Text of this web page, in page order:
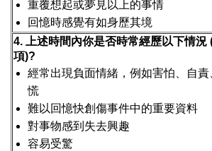
重覆想起或夢見以上的事情
回憶時感覺有如身歷其境
4. 上述時間內你是否時常經歷以下情況
項)?
經常出現負面情緒，例如害怕、自
慌
難以回憶快創傷事件中的重要資料
對事物感到失去興趣
容易受驚